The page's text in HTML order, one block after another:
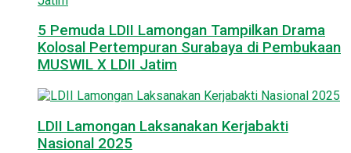
5 Pemuda LDII Lamongan Tampilkan Drama
Kolosal Pertempuran Surabaya di Pembukaan
MUSWIL X LDII Jatim
LDII Lamongan Laksanakan Kerjabakti
Nasional 2025